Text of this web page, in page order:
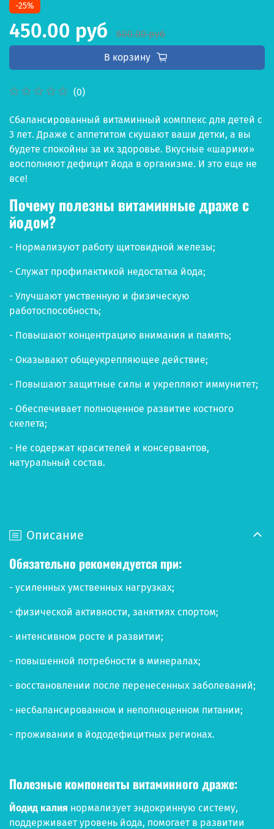
(0)
-25%
450.00 руб
600.00 руб
В корзину
Сбалансированный витаминный комплекс для детей с
3 лет. Драже с аппетитом скушают ваши детки, а вы
будете спокойны за их здоровье. Вкусные «шарики»
восполняют дефицит йода в организме. И это еще не
все!
Почему полезны витаминные драже с
йодом?
- Нормализуют работу щитовидной железы;
- Служат профилактикой недостатка йода;
- Улучшают умственную и физическую
работоспособность;
- Повышают концентрацию внимания и память;
- Оказывают общеукрепляющее действие;
- Повышают защитные силы и укрепляют иммунитет;
- Обеспечивает полноценное развитие костного
скелета;
- Не содержат красителей и консервантов,
натуральный состав.
Описание
Обязательно рекомендуется при:
- усиленных умственных нагрузках;
- физической активности, занятиях спортом;
- интенсивном росте и развитии;
- повышенной потребности в минералах;
- восстановлении после перенесенных заболеваний;
- несбалансированном и неполноценном питании;
- проживании в йододефицитных регионах.
Полезные компоненты витаминного драже:
Йодид калия нормализует эндокринную систему,
поддерживает уровень йода, помогает в развитии